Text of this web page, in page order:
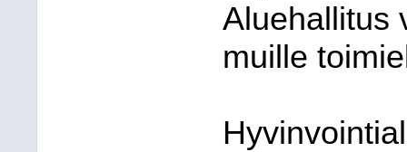
Aluehallitus
muille